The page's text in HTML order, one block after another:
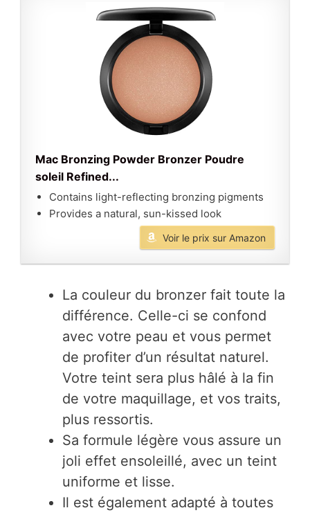
Mac Bronzing Powder Bronzer Poudre
soleil Refined...
Contains light-reflecting bronzing pigments
Provides a natural, sun-kissed look
Voir le prix sur Amazon
La couleur du bronzer fait toute la
différence. Celle-ci se confond
avec votre peau et vous permet
de profiter d’un résultat naturel.
Votre teint sera plus hâlé à la fin
de votre maquillage, et vos traits,
plus ressortis.
Sa formule légère vous assure un
joli effet ensoleillé, avec un teint
uniforme et lisse.
Il est également adapté à toutes